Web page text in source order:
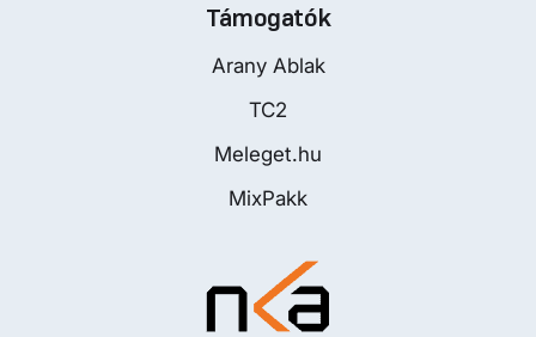
Támogatók
Arany Ablak
TC2
Meleget.hu
MixPakk